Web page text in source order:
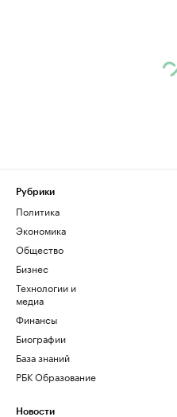
Рубрики
Политика
Экономика
Общество
Бизнес
Технологии и
медиа
Финансы
Биографии
База знаний
РБК Образование
Новости